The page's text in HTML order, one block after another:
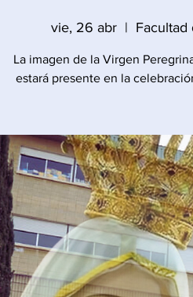
vie, 26 abr
  |
Facultad
La imagen de la Virgen
estará presente en la